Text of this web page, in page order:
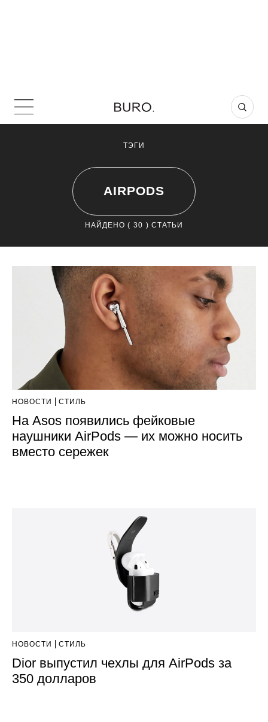
ТЭГИ
AIRPODS
НАЙДЕНО ( 30 ) СТАТЬИ
НОВОСТИ СТИЛЬ
На Asos появились фейковые
наушники AirPods — их можно носить
вместо сережек
НОВОСТИ СТИЛЬ
Dior выпустил чехлы для AirPods за
350 долларов